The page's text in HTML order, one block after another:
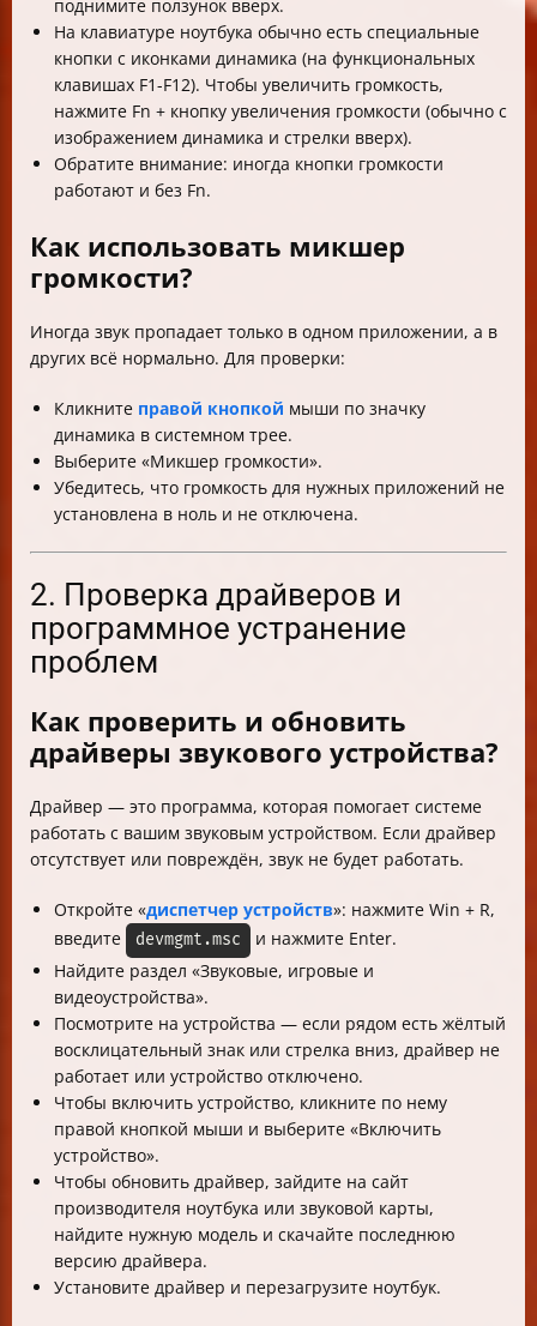
поднимите ползунок вверх.
На клавиатуре ноутбука обычно есть специальные
кнопки с иконками динамика (на функциональных
клавишах F1-F12). Чтобы увеличить громкость,
нажмите Fn + кнопку увеличения громкости (обычно с
изображением динамика и стрелки вверх).
Обратите внимание: иногда кнопки громкости
работают и без Fn.
Как использовать микшер
громкости?
Иногда звук пропадает только в одном приложении, а в
других всё нормально. Для проверки:
Кликните правой кнопкой мыши по значку
динамика в системном трее.
Выберите «Микшер громкости».
Убедитесь, что громкость для нужных приложений не
установлена в ноль и не отключена.
2. Проверка драйверов и
программное устранение
проблем
Как проверить и обновить
драйверы звукового устройства?
Драйвер — это программа, которая помогает системе
работать с вашим звуковым устройством. Если драйвер
отсутствует или повреждён, звук не будет работать.
Откройте «диспетчер устройств»: нажмите Win + R,
введите
devmgmt.msc
и нажмите Enter.
Найдите раздел «Звуковые, игровые и
видеоустройства».
Посмотрите на устройства — если рядом есть жёлтый
восклицательный знак или стрелка вниз, драйвер не
работает или устройство отключено.
Чтобы включить устройство, кликните по нему
правой кнопкой мыши и выберите «Включить
устройство».
Чтобы обновить драйвер, зайдите на сайт
производителя ноутбука или звуковой карты,
найдите нужную модель и скачайте последнюю
версию драйвера.
Установите драйвер и перезагрузите ноутбук.